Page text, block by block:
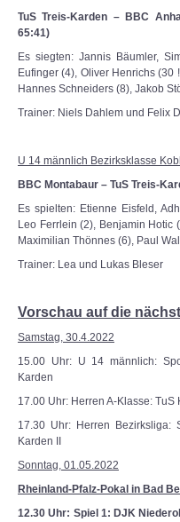
TuS Treis-Karden – BBC
65:41)
Es siegten: Jannis Bäumler,
Eufinger (4), Oliver Henrichs
Hannes Schneiders (8), Jakob
Trainer: Niels Dahlem und Felix
U 14 männlich Bezirksklasse
BBC Montabaur – TuS Treis-
Es spielten: Etienne Eisfeld,
Leo Ferrlein (2), Benjamin Hotic
Maximilian Thönnes (6), Paul
Trainer: Lea und Lukas Bleser
Vorschau auf die
Samstag, 30.4.2022
15.00 Uhr: U 14 männlich:
Karden
17.00 Uhr: Herren A-Klasse: TuS
17.30 Uhr: Herren Bezirksliga:
Karden II
Sonntag, 01.05.2022
Rheinland-Pfalz-Pokal in Bad
12.30 Uhr: Spiel 1: DJK